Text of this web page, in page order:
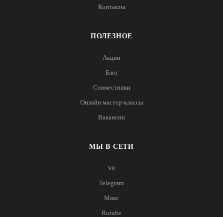
Контакты
ПОЛЕЗНОЕ
Акции
Блог
Совместники
Онлайн мастер-классы
Вакансии
МЫ В СЕТИ
Vk
Telegram
Макс
Rutube